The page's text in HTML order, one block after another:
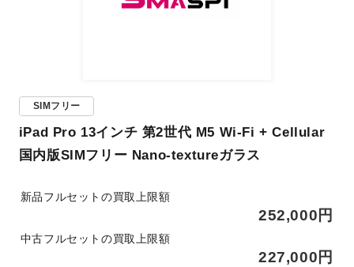
SIMフリー
iPad Pro 13インチ 第2世代 M5 Wi-Fi + Cellular
国内版SIMフリー Nano-textureガラス
新品フルセットの買取上限額
252,000円
中古フルセットの買取上限額
227,000円